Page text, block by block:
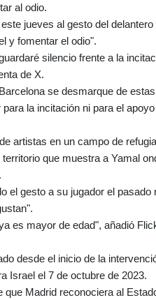
al odio.
jueves al gesto del
y fomentar el odio".
silencio frente a la
de X.
se desmarque de
la incitación ni para el
artistas en un campo de
que muestra a Yamal
el gesto a su jugador el pasado
es mayor de edad", añadió
desde el inicio de la
Israel el 7 de octubre de 2023.
Madrid reconociera al